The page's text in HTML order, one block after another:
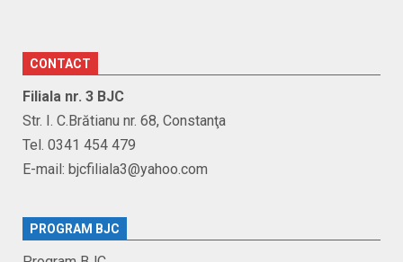
CONTACT
Filiala nr. 3 BJC
Str. I. C.Brătianu nr. 68, Constanţa
Tel. 0341 454 479
E-mail: bjcfiliala3@yahoo.com
PROGRAM BJC